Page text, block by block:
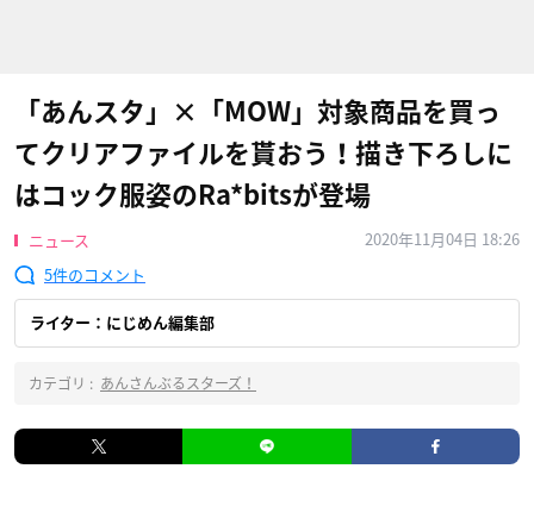
「あんスタ」×「MOW」対象商品を買っ
てクリアファイルを貰おう！描き下ろしに
はコック服姿のRa*bitsが登場
ニュース
2020年11月04日 18:26
5
ライター：にじめん編集部
カテゴリ : あんさんぶるスターズ！